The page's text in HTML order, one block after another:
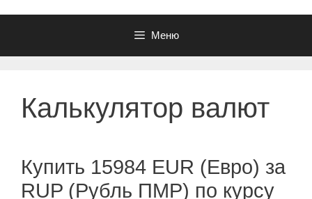
Меню
Калькулятор валют
Купить 15984 EUR (Евро) за
RUP (Рубль ПМР) по курсу